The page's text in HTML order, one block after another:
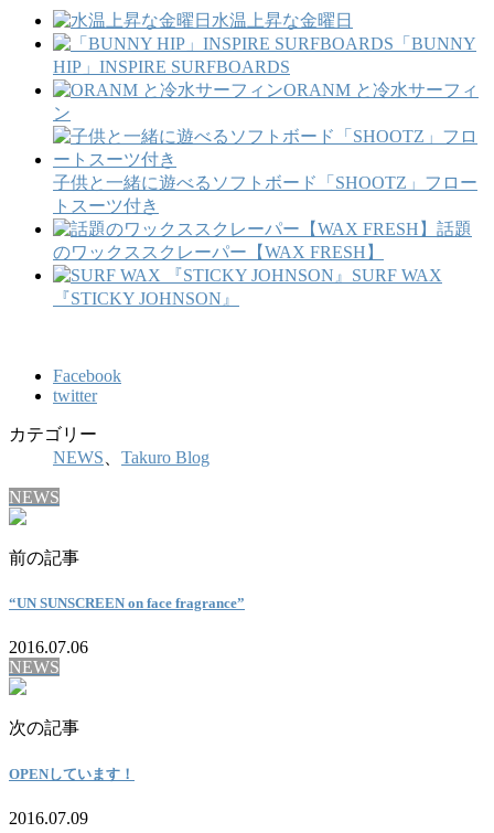
水温上昇な金曜日
「BUNNY
HIP」INSPIRE SURFBOARDS
ORANM と冷水サーフィ
ン
子供と一緒に遊べるソフトボード「SHOOTZ」フロー
トスーツ付き
話題
のワックススクレーパー【WAX FRESH】
SURF WAX
『STICKY JOHNSON』
Facebook
twitter
カテゴリー
NEWS
Takuro Blog
NEWS
前の記事
“UN SUNSCREEN on face fragrance”
2016.07.06
NEWS
次の記事
OPENしています！
2016.07.09